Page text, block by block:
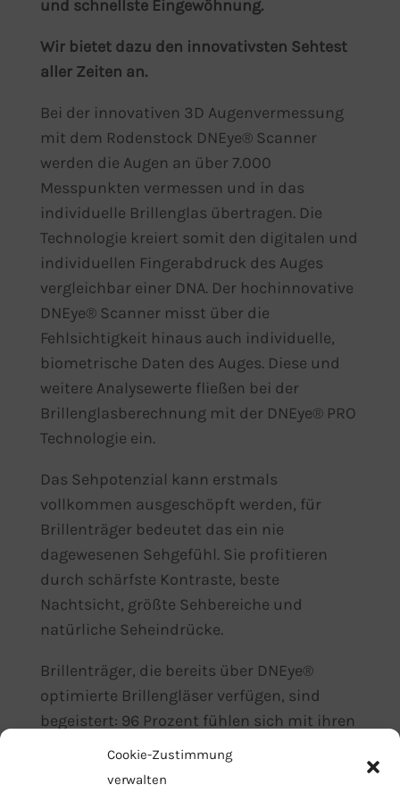
Cookie-Zustimmung
verwalten
und schnellste Eingewöhnung.
Wir bietet dazu den innovativsten Sehtest
aller Zeiten an.
Bei der innovativen 3D Augenvermessung
mit dem Rodenstock DNEye® Scanner
werden die Augen an über 7.000
Messpunkten vermessen und in das
individuelle Brillenglas übertragen. Die
Technologie kreiert somit den digitalen und
individuellen Fingerabdruck des Auges
vergleichbar einer DNA. Der hochinnovative
DNEye® Scanner misst über die
Fehlsichtigkeit hinaus auch individuelle,
biometrische Daten des Auges. Diese und
weitere Analysewerte fließen bei der
Brillenglasberechnung mit der DNEye® PRO
Technologie ein.
Das Sehpotenzial kann erstmals
vollkommen ausgeschöpft werden, für
Brillenträger bedeutet das ein nie
dagewesenen Sehgefühl. Sie profitieren
durch schärfste Kontraste, beste
Nachtsicht, größte Sehbereiche und
natürliche Seheindrücke.
Brillenträger, die bereits über DNEye®
optimierte Brillengläser verfügen, sind
begeistert: 96 Prozent fühlen sich mit ihren
neuen DNEye® Brillengläsern rundum wohl,
88 Prozent der Befragten nehmen bei ihrer